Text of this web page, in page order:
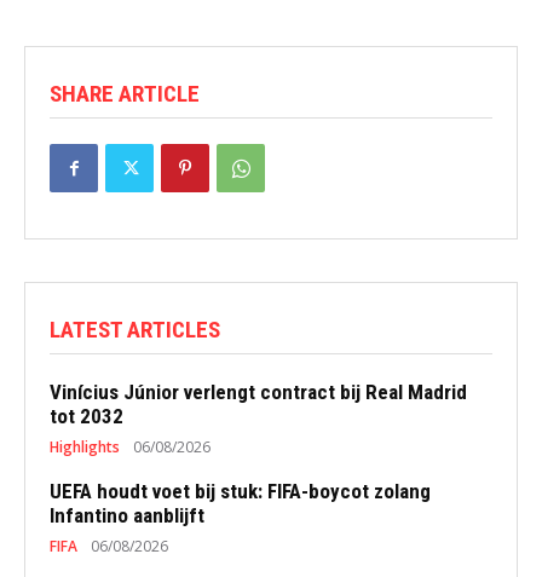
SHARE ARTICLE
LATEST ARTICLES
Vinícius Júnior verlengt contract bij Real Madrid
tot 2032
Highlights 06/08/2026
UEFA houdt voet bij stuk: FIFA-boycot zolang
Infantino aanblijft
FIFA 06/08/2026